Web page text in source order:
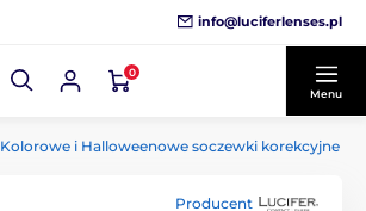
info@luciferlenses.pl
0
Menu
Kolorowe i Halloweenowe soczewki korekcyjne
Producent